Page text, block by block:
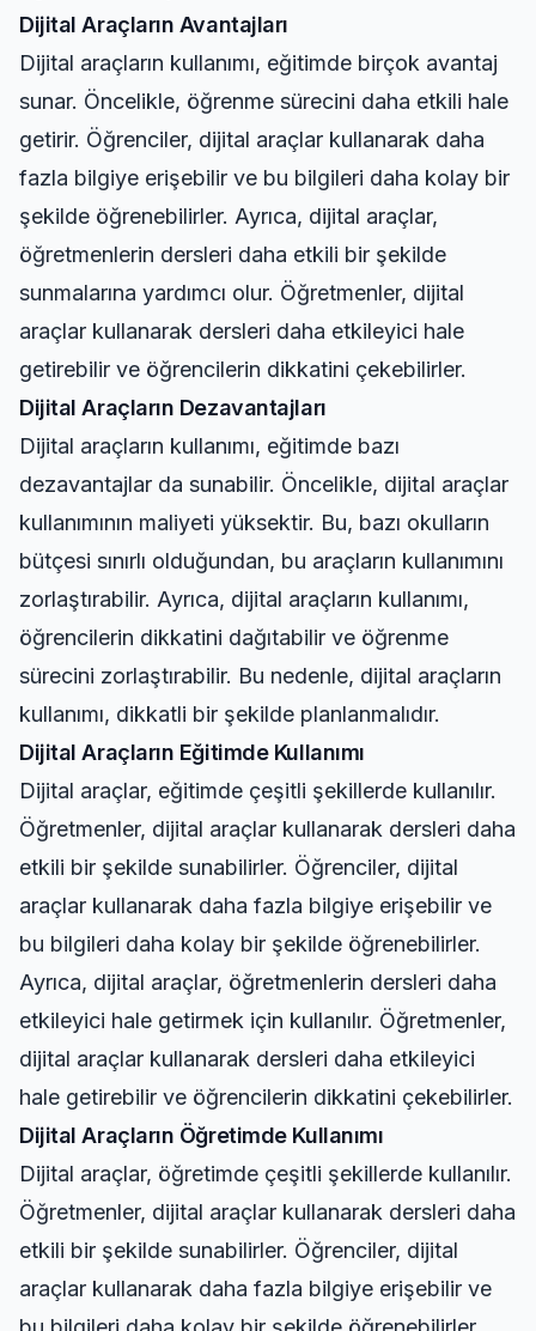
Dijital Araçların Avantajları
Dijital araçların kullanımı, eğitimde birçok avantaj
sunar. Öncelikle, öğrenme sürecini daha etkili hale
getirir. Öğrenciler, dijital araçlar kullanarak daha
fazla bilgiye erişebilir ve bu bilgileri daha kolay bir
şekilde öğrenebilirler. Ayrıca, dijital araçlar,
öğretmenlerin dersleri daha etkili bir şekilde
sunmalarına yardımcı olur. Öğretmenler, dijital
araçlar kullanarak dersleri daha etkileyici hale
getirebilir ve öğrencilerin dikkatini çekebilirler.
Dijital Araçların Dezavantajları
Dijital araçların kullanımı, eğitimde bazı
dezavantajlar da sunabilir. Öncelikle, dijital araçlar
kullanımının maliyeti yüksektir. Bu, bazı okulların
bütçesi sınırlı olduğundan, bu araçların kullanımını
zorlaştırabilir. Ayrıca, dijital araçların kullanımı,
öğrencilerin dikkatini dağıtabilir ve öğrenme
sürecini zorlaştırabilir. Bu nedenle, dijital araçların
kullanımı, dikkatli bir şekilde planlanmalıdır.
Dijital Araçların Eğitimde Kullanımı
Dijital araçlar, eğitimde çeşitli şekillerde kullanılır.
Öğretmenler, dijital araçlar kullanarak dersleri daha
etkili bir şekilde sunabilirler. Öğrenciler, dijital
araçlar kullanarak daha fazla bilgiye erişebilir ve
bu bilgileri daha kolay bir şekilde öğrenebilirler.
Ayrıca, dijital araçlar, öğretmenlerin dersleri daha
etkileyici hale getirmek için kullanılır. Öğretmenler,
dijital araçlar kullanarak dersleri daha etkileyici
hale getirebilir ve öğrencilerin dikkatini çekebilirler.
Dijital Araçların Öğretimde Kullanımı
Dijital araçlar, öğretimde çeşitli şekillerde kullanılır.
Öğretmenler, dijital araçlar kullanarak dersleri daha
etkili bir şekilde sunabilirler. Öğrenciler, dijital
araçlar kullanarak daha fazla bilgiye erişebilir ve